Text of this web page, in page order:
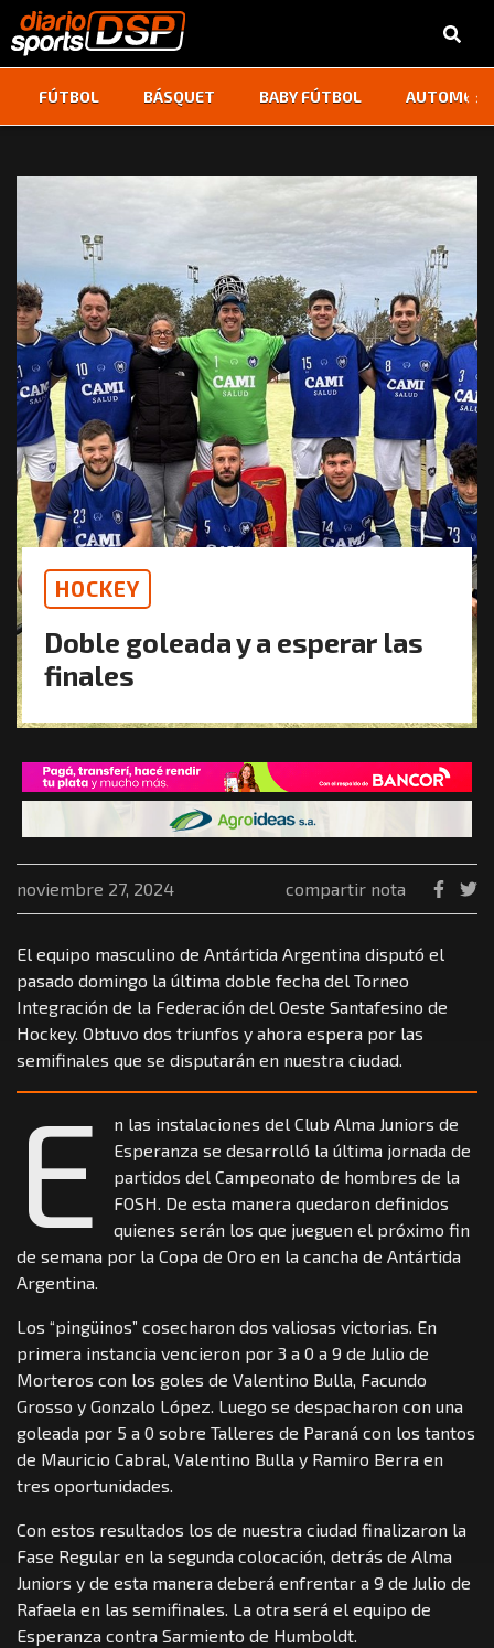
FÚTBOL BÁSQUET BABY FÚTBOL ‹ ›
HOCKEY
Doble goleada y a esperar las
finales
noviembre 27, 2024 compartir nota
El equipo masculino de Antártida Argentina disputó el
pasado domingo la última doble fecha del Torneo
Integración de la Federación del Oeste Santafesino de
Hockey. Obtuvo dos triunfos y ahora espera por las
semifinales que se disputarán en nuestra ciudad.
E
n las instalaciones del Club Alma Juniors de
Esperanza se desarrolló la última jornada de
partidos del Campeonato de hombres de la
FOSH. De esta manera quedaron definidos
quienes serán los que jueguen el próximo fin
de semana por la Copa de Oro en la cancha de Antártida
Argentina.
Los “pingüinos” cosecharon dos valiosas victorias. En
primera instancia vencieron por 3 a 0 a 9 de Julio de
Morteros con los goles de Valentino Bulla, Facundo
Grosso y Gonzalo López. Luego se despacharon con una
goleada por 5 a 0 sobre Talleres de Paraná con los tantos
de Mauricio Cabral, Valentino Bulla y Ramiro Berra en
tres oportunidades.
Con estos resultados los de nuestra ciudad finalizaron la
Fase Regular en la segunda colocación, detrás de Alma
Juniors y de esta manera deberá enfrentar a 9 de Julio de
Rafaela en las semifinales. La otra será el equipo de
Esperanza contra Sarmiento de Humboldt.